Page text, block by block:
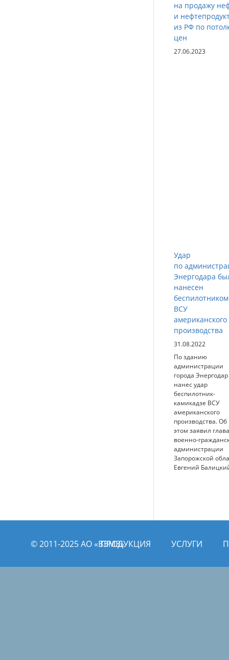
на продажу
и
из РФ по
цен
27.06.2023
Удар
по
Энергодара
нанесен
беспилотником
ВСУ
американского
производства
31.08.2022
По зданию
администрации
города Энергодар
нанес удар
беспилотник-
камикадзе ВСУ
американского
производства. Об
этом заявил глава
военно-
администрации
Запорожской
Евгений
© 2011­­-2025 АО «ВЭМЗ»ПРОДУКЦИЯ УСЛУГИ